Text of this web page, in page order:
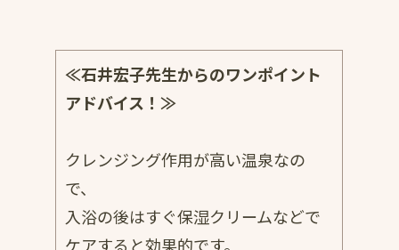
≪石井宏子先生からのワンポイント
アドバイス！≫
クレンジング作用が高い温泉なの
で、
入浴の後はすぐ保湿クリームなどで
ケアすると効果的です。